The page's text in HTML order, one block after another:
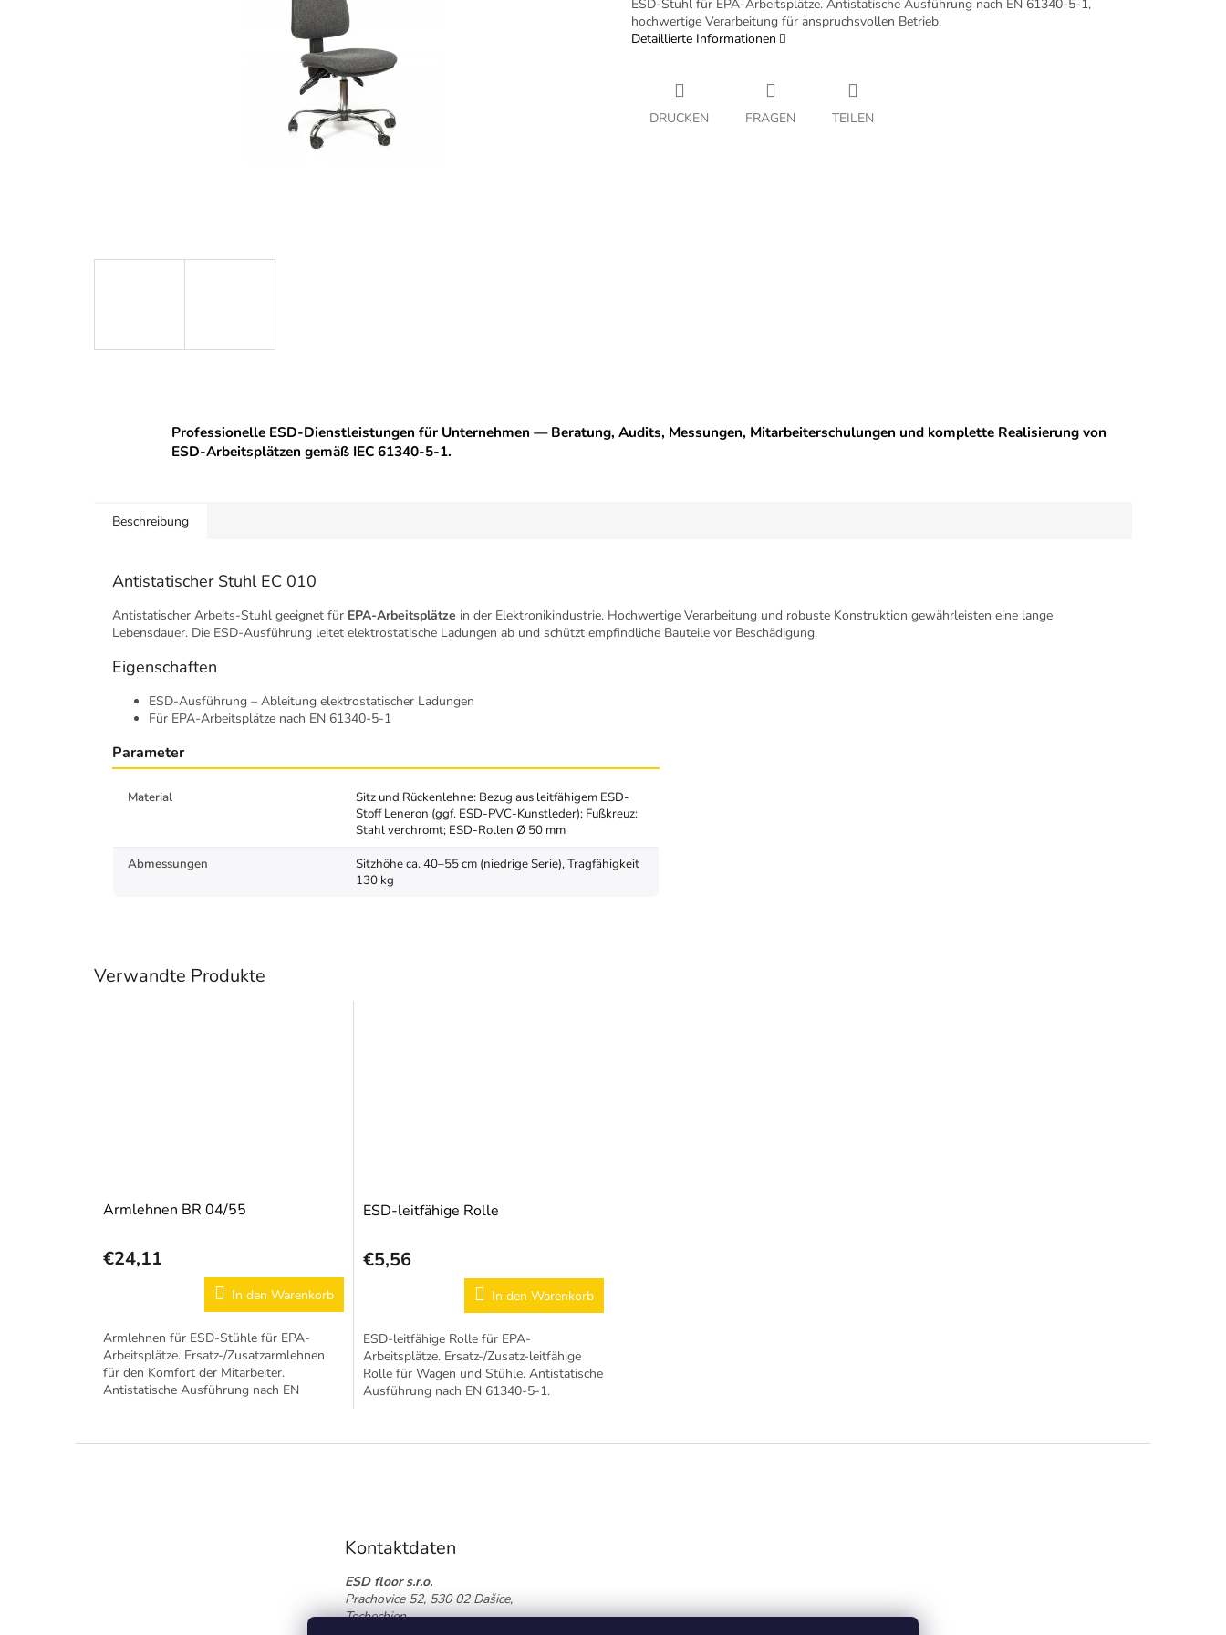
ESD-Stuhl für EPA-Arbeitsplätze. Antistatische Ausführung nach EN 61340-5-1,
hochwertige Verarbeitung für anspruchsvollen Betrieb.
Detaillierte Informationen
DRUCKEN FRAGEN TEILEN
Professionelle ESD-Dienstleistungen für Unternehmen — Beratung, Audits, Messungen, Mitarbeiterschulungen und komplette Realisierung von
ESD-Arbeitsplätzen gemäß IEC 61340-5-1.
Verwandte Produkte
Armlehnen BR 04/55
€24,11
In den Warenkorb
Armlehnen für ESD-Stühle für EPA-
Arbeitsplätze. Ersatz-/Zusatzarmlehnen
für den Komfort der Mitarbeiter.
Antistatische Ausführung nach EN
ESD-leitfähige Rolle
€5,56
In den Warenkorb
ESD-leitfähige Rolle für EPA-
Arbeitsplätze. Ersatz-/Zusatz-leitfähige
Rolle für Wagen und Stühle. Antistatische
Ausführung nach EN 61340-5-1.
Beschreibung
Antistatischer Stuhl EC 010
Antistatischer Arbeits-Stuhl geeignet für EPA-Arbeitsplätze in der Elektronikindustrie. Hochwertige Verarbeitung und robuste Konstruktion gewährleisten eine lange
Lebensdauer. Die ESD-Ausführung leitet elektrostatische Ladungen ab und schützt empfindliche Bauteile vor Beschädigung.
Eigenschaften
ESD-Ausführung – Ableitung elektrostatischer Ladungen
Für EPA-Arbeitsplätze nach EN 61340-5-1
Parameter
Material
Sitz und Rückenlehne: Bezug aus leitfähigem ESD-
Stoff Leneron (ggf. ESD-PVC-Kunstleder); Fußkreuz:
Stahl verchromt; ESD-Rollen Ø 50 mm
Abmessungen
Sitzhöhe ca. 40–55 cm (niedrige Serie), Tragfähigkeit
130 kg
Kontaktdaten
ESD floor s.r.o.
Prachovice 52, 530 02 Dašice,
Tschechien